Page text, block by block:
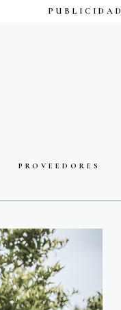
PUBLICIDAD
PROVEEDORES